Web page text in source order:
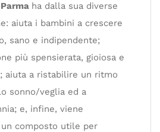
ha dalla sua diverse
aiuta i bambini a crescere
sano e indipendente;
più spensierata, gioiosa e
aiuta a ristabilire un ritmo
sonno/veglia ed a
e, infine, viene
composto utile per